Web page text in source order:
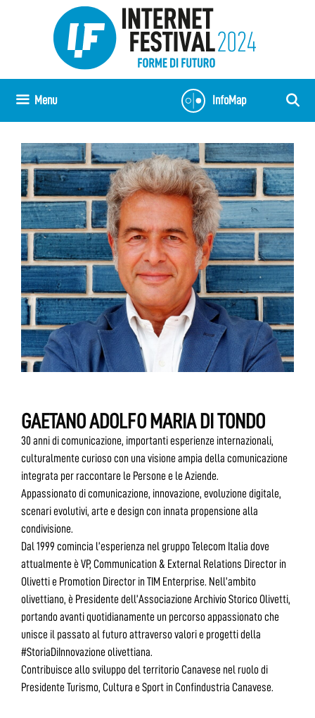
InfoMap
Menu
GAETANO ADOLFO MARIA DI TONDO
30 anni di comunicazione, importanti esperienze internazionali,
culturalmente curioso con una visione ampia della comunicazione
integrata per raccontare le Persone e le Aziende.
Appassionato di comunicazione, innovazione, evoluzione digitale,
scenari evolutivi, arte e design con innata propensione alla
condivisione.
Dal 1999 comincia l’esperienza nel gruppo Telecom Italia dove
attualmente è VP, Communication & External Relations Director in
Olivetti e Promotion Director in TIM Enterprise. Nell’ambito
olivettiano, è Presidente dell’Associazione Archivio Storico Olivetti,
portando avanti quotidianamente un percorso appassionato che
unisce il passato al futuro attraverso valori e progetti della
#StoriaDiInnovazione olivettiana.
Contribuisce allo sviluppo del territorio Canavese nel ruolo di
Presidente Turismo, Cultura e Sport in Confindustria Canavese.